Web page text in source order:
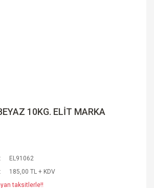
10KG. ELİT MARKA
EL91062
185,00 TL + KDV
taksitlerle!!